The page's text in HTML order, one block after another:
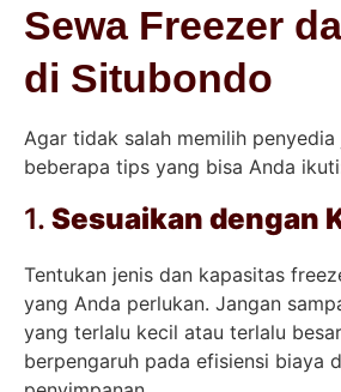
Sewa Freezer
di Situbondo
Agar tidak salah memilih
beberapa tips yang bisa Anda
1. Sesuaikan dengan
Tentukan jenis dan kapasitas
yang Anda perlukan. Jangan
yang terlalu kecil atau terlalu
berpengaruh pada efisiensi biaya